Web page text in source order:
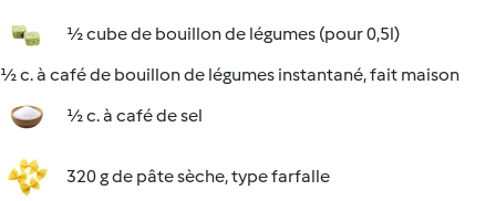
½ cube de bouillon de légumes (pour 0,5l)
½ c. à café de bouillon de légumes instantané, fait maison
½ c. à café de sel
320 g de pâte sèche, type farfalle